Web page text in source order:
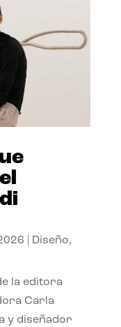
Diseño,
la editora
Carla
y diseñador